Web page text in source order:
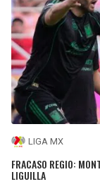
LIGA MX
FRACASO REGIO:
LIGUILLA